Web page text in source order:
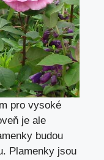
pro vysoké
je ale
budou
Plamenky jsou